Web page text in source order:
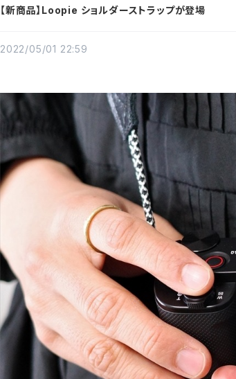
【新商品】Loopie ショルダーストラップが登場
2022/05/01 22:59